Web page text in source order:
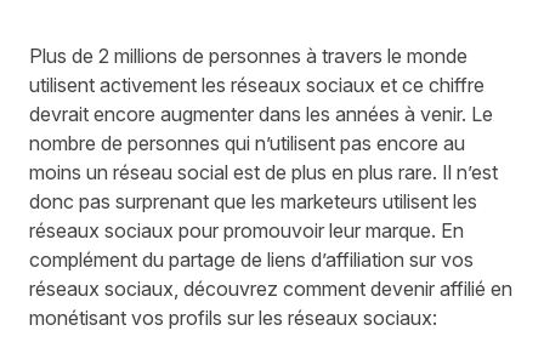
Plus de 2 millions de personnes à travers le monde
utilisent activement les réseaux sociaux et ce chiffre
devrait encore augmenter dans les années à venir. Le
nombre de personnes qui n’utilisent pas encore au
moins un réseau social est de plus en plus rare. Il n’est
donc pas surprenant que les marketeurs utilisent les
réseaux sociaux pour promouvoir leur marque. En
complément du partage de liens d’affiliation sur vos
réseaux sociaux, découvrez comment devenir affilié en
monétisant vos profils sur les réseaux sociaux: